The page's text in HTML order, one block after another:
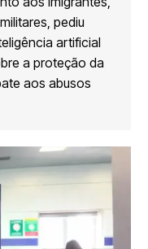
pediu
artificial
a proteção da
aos abusos